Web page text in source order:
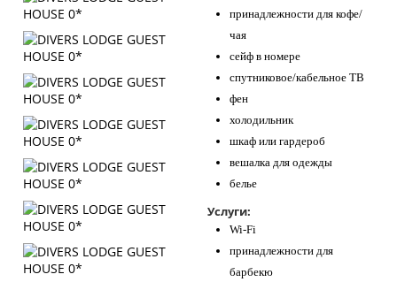
принадлежности для кофе/
чая
сейф в номере
спутниковое/кабельное ТВ
фен
холодильник
шкаф или гардероб
вешалка для одежды
белье
Услуги:
Wi-Fi
принадлежности для
барбекю